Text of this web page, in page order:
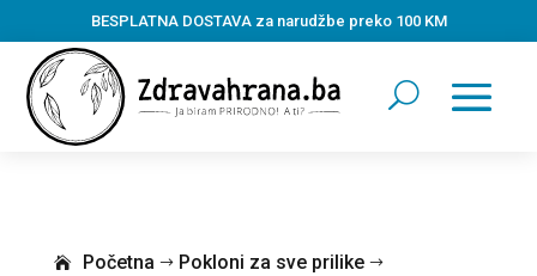
BESPLATNA DOSTAVA za narudžbe preko 100 KM
Početna $ Pokloni za sve prilike $